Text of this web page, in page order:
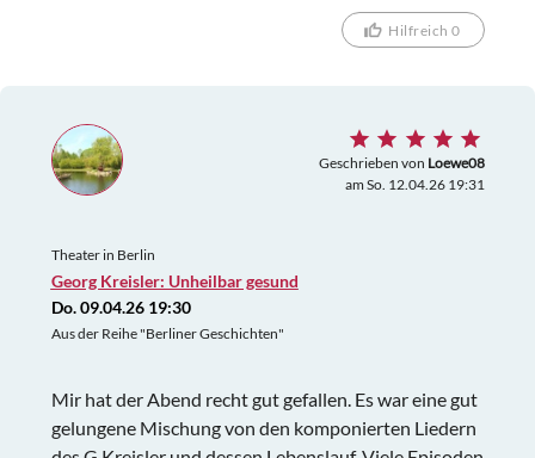
Hilfreich 0
Geschrieben von Loewe08
am So. 12.04.26 19:31
Theater in Berlin
Georg Kreisler: Unheilbar gesund
Do. 09.04.26 19:30
Aus der Reihe "Berliner Geschichten"
Mir hat der Abend recht gut gefallen. Es war eine gut
gelungene Mischung von den komponierten Liedern